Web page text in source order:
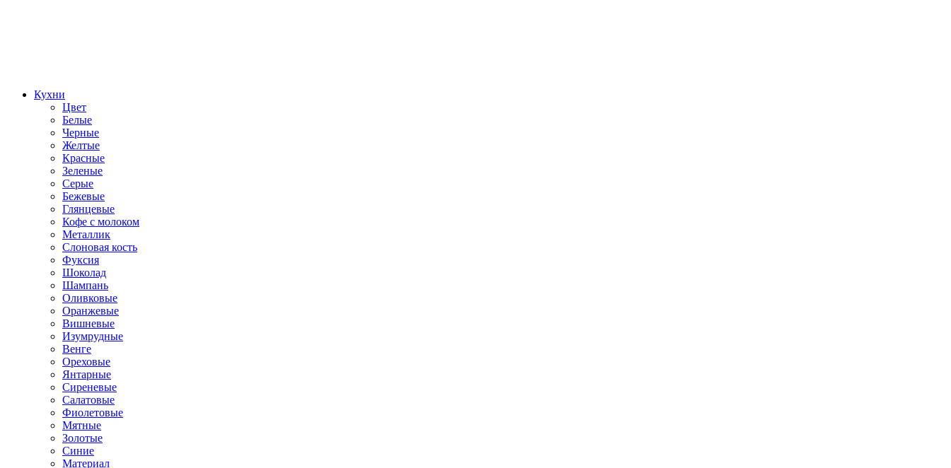
Кухни
Цвет
Белые
Черные
Желтые
Красные
Зеленые
Серые
Бежевые
Глянцевые
Кофе с молоком
Металлик
Слоновая кость
Фуксия
Шоколад
Шампань
Оливковые
Оранжевые
Вишневые
Изумрудные
Венге
Ореховые
Янтарные
Сиреневые
Салатовые
Фиолетовые
Мятные
Золотые
Синие
Материал